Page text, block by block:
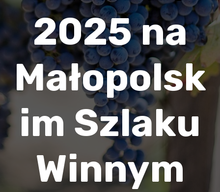
2025 na
Małopolsk
im Szlaku
Winnym